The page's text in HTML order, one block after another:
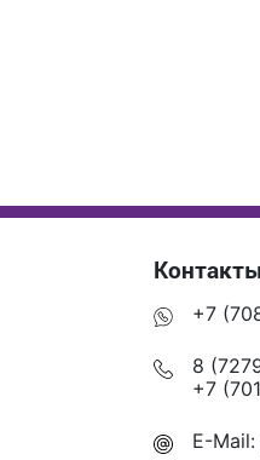
Контакты
+7
8
+7
E-Mail: